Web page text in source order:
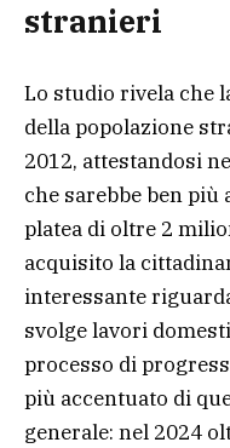
stranieri
Lo studio rivela che
della popolazione
2012, attestandosi
che sarebbe ben più
platea di oltre 2
acquisito la
interessante
svolge lavori
processo di
più accentuato di
generale: nel 2024